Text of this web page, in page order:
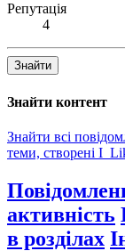
Репутація
4
Знайти
Знайти контент
Знайти всі
теми, створені
активність
в розділах